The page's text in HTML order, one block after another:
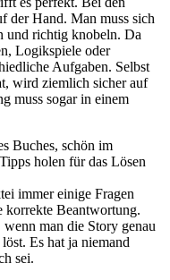
der Hand. Man muss sich
und richtig knobeln. Da
Logikspiele oder
Aufgaben. Selbst
wird ziemlich sicher auf
muss sogar in einem
Buches, schön im
holen für das Lösen
immer einige Fragen
korrekte Beantwortung.
man die Story genau
Es hat ja niemand
sei.